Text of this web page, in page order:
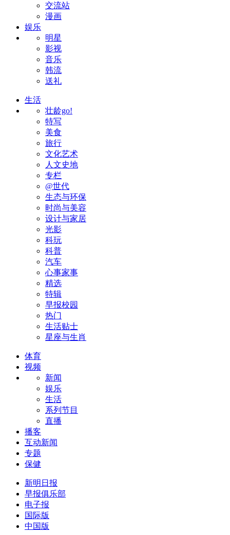
交流站
漫画
娱乐
明星
影视
音乐
韩流
送礼
生活
壮龄go!
特写
美食
旅行
文化艺术
人文史地
专栏
@世代
生态与环保
时尚与美容
设计与家居
光影
科玩
科普
汽车
心事家事
精选
特辑
早报校园
热门
生活贴士
星座与生肖
体育
视频
新闻
娱乐
生活
系列节目
直播
播客
互动新闻
专题
保健
新明日报
早报俱乐部
电子报
国际版
中国版